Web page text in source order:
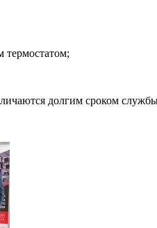
долгим сроком